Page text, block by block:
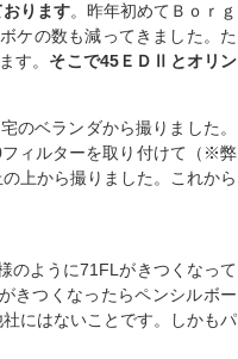
ります。昨年初めてＢｏｒｇ
ケの数も減ってきました。た
す。 そこで45ＥＤⅡとオリン
のベランダから撮りました。
ィルターを取り付けて（※弊
上から撮りました。これから
のように71FLがきつくなって
きつくなったらペンシルボー
にはないことです。しかもパ